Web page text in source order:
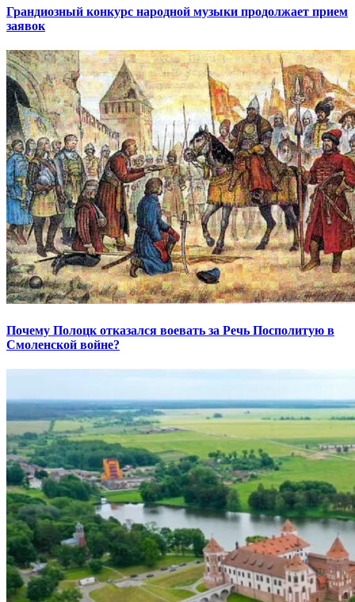
Грандиозный конкурс народной музыки продолжает прием
заявок
Почему Полоцк отказался воевать за Речь Посполитую в
Смоленской войне?